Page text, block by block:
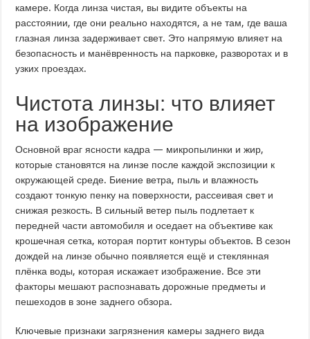
камере. Когда линза чистая, вы видите объекты на
расстоянии, где они реально находятся, а не там, где ваша
глазная линза задерживает свет. Это напрямую влияет на
безопасность и манёвренность на парковке, разворотах и в
узких проездах.
Чистота линзы: что влияет
на изображение
Основной враг ясности кадра — микропылинки и жир,
которые становятся на линзе после каждой экспозиции к
окружающей среде. Биение ветра, пыль и влажность
создают тонкую пенку на поверхности, рассеивая свет и
снижая резкость. В сильный ветер пыль подлетает к
передней части автомобиля и оседает на объективе как
крошечная сетка, которая портит контуры объектов. В сезон
дождей на линзе обычно появляется ещё и стеклянная
плёнка воды, которая искажает изображение. Все эти
факторы мешают распознавать дорожные предметы и
пешеходов в зоне заднего обзора.
Ключевые признаки загрязнения камеры заднего вида